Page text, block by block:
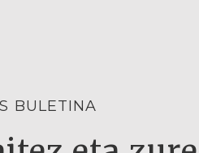
BULETINA